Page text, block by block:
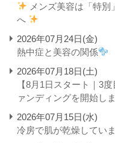
メンズ美容は「特
へ
2026年07月24日(金)
熱中症と美容の関係
2026年07月18日(土)
【8月1日スタート｜3
ァンディングを開始しま
2026年07月15日(水)
冷房で肌が乾燥してい